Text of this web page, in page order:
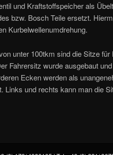
und Kraftstoffspeicher als
bzw. Bosch Teile ersetzt.
Kurbelwellenumdrehung.
unter 100tkm sind die Sitze für
Fahrersitz wurde ausgebaut
Ecken werden als
Links und rechts kann man die